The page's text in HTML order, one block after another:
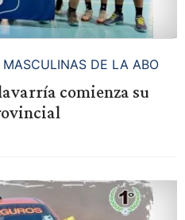
MASCULINAS DE LA ABO
comienza su